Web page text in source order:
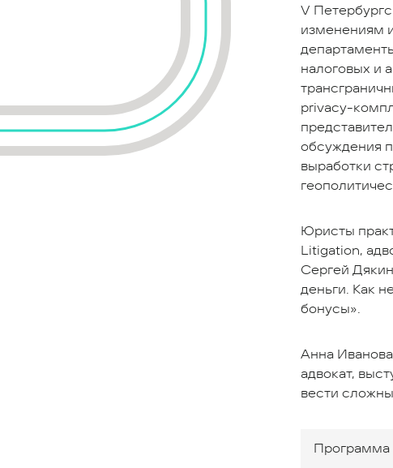
V
изменениям
налоговых и
privacy-
обсуждения
выработки
Юристы
Litigation,
Сергей
деньги. Как
бонусы».
Анна
адвокат,
вести
Программа